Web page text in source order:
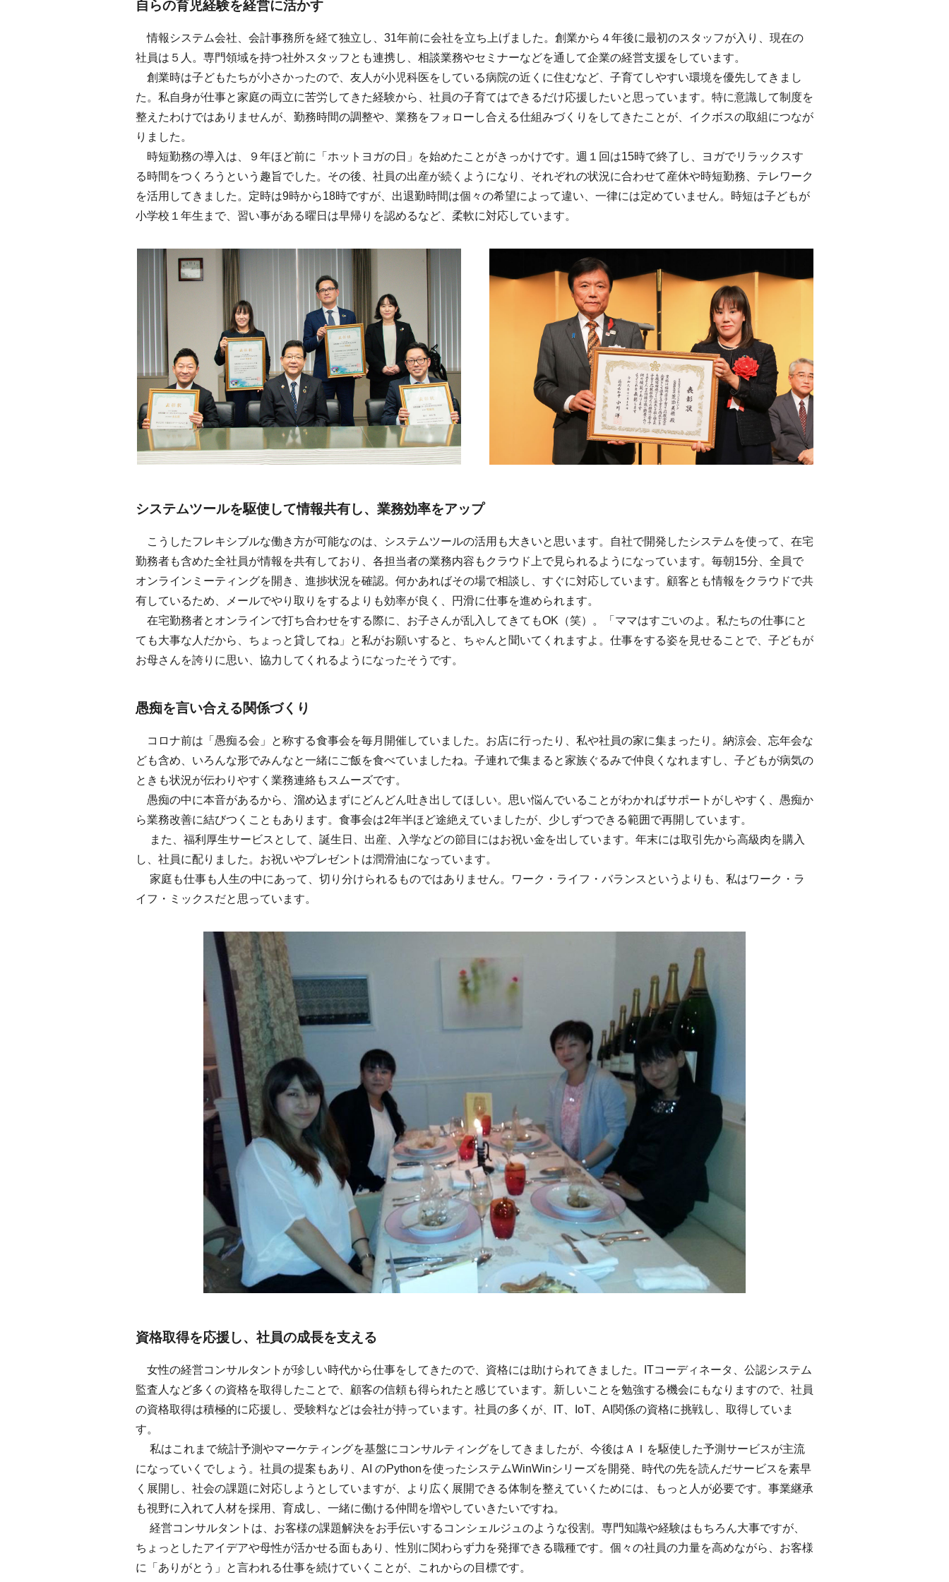
自らの育児経験を経営に活かす
情報システム会社、会計事務所を経て独立し、31年前に会社を立ち上げました。創業から４年後に最初のスタッフが入り、現在の
社員は５人。専門領域を持つ社外スタッフとも連携し、相談業務やセミナーなどを通して企業の経営支援をしています。
創業時は子どもたちが小さかったので、友人が小児科医をしている病院の近くに住むなど、子育てしやすい環境を優先してきまし
た。私自身が仕事と家庭の両立に苦労してきた経験から、社員の子育てはできるだけ応援したいと思っています。特に意識して制度を
整えたわけではありませんが、勤務時間の調整や、業務をフォローし合える仕組みづくりをしてきたことが、イクボスの取組につなが
りました。
時短勤務の導入は、９年ほど前に「ホットヨガの日」を始めたことがきっかけです。週１回は15時で終了し、ヨガでリラックスす
る時間をつくろうという趣旨でした。その後、社員の出産が続くようになり、それぞれの状況に合わせて産休や時短勤務、テレワーク
を活用してきました。定時は9時から18時ですが、出退勤時間は個々の希望によって違い、一律には定めていません。時短は子どもが
小学校１年生まで、習い事がある曜日は早帰りを認めるなど、柔軟に対応しています。
システムツールを駆使して情報共有し、業務効率をアップ
こうしたフレキシブルな働き方が可能なのは、システムツールの活用も大きいと思います。自社で開発したシステムを使って、在宅
勤務者も含めた全社員が情報を共有しており、各担当者の業務内容もクラウド上で見られるようになっています。毎朝15分、全員で
オンラインミーティングを開き、進捗状況を確認。何かあればその場で相談し、すぐに対応しています。顧客とも情報をクラウドで共
有しているため、メールでやり取りをするよりも効率が良く、円滑に仕事を進められます。
在宅勤務者とオンラインで打ち合わせをする際に、お子さんが乱入してきてもOK（笑）。「ママはすごいのよ。私たちの仕事にと
ても大事な人だから、ちょっと貸してね」と私がお願いすると、ちゃんと聞いてくれますよ。仕事をする姿を見せることで、子どもが
お母さんを誇りに思い、協力してくれるようになったそうです。
愚痴を言い合える関係づくり
コロナ前は「愚痴る会」と称する食事会を毎月開催していました。お店に行ったり、私や社員の家に集まったり。納涼会、忘年会な
ども含め、いろんな形でみんなと一緒にご飯を食べていましたね。子連れで集まると家族ぐるみで仲良くなれますし、子どもが病気の
ときも状況が伝わりやすく業務連絡もスムーズです。
愚痴の中に本音があるから、溜め込まずにどんどん吐き出してほしい。思い悩んでいることがわかればサポートがしやすく、愚痴か
ら業務改善に結びつくこともあります。食事会は2年半ほど途絶えていましたが、少しずつできる範囲で再開しています。
また、福利厚生サービスとして、誕生日、出産、入学などの節目にはお祝い金を出しています。年末には取引先から高級肉を購入
し、社員に配りました。お祝いやプレゼントは潤滑油になっています。
家庭も仕事も人生の中にあって、切り分けられるものではありません。ワーク・ライフ・バランスというよりも、私はワーク・ラ
イフ・ミックスだと思っています。
資格取得を応援し、社員の成長を支える
女性の経営コンサルタントが珍しい時代から仕事をしてきたので、資格には助けられてきました。ITコーディネータ、公認システム
監査人など多くの資格を取得したことで、顧客の信頼も得られたと感じています。新しいことを勉強する機会にもなりますので、社員
の資格取得は積極的に応援し、受験料などは会社が持っています。社員の多くが、IT、IoT、AI関係の資格に挑戦し、取得していま
す。
私はこれまで統計予測やマーケティングを基盤にコンサルティングをしてきましたが、今後はＡＩを駆使した予測サービスが主流
になっていくでしょう。社員の提案もあり、AI のPythonを使ったシステムWinWinシリーズを開発、時代の先を読んだサービスを素早
く展開し、社会の課題に対応しようとしていますが、より広く展開できる体制を整えていくためには、もっと人が必要です。事業継承
も視野に入れて人材を採用、育成し、一緒に働ける仲間を増やしていきたいですね。
経営コンサルタントは、お客様の課題解決をお手伝いするコンシェルジュのような役割。専門知識や経験はもちろん大事ですが、
ちょっとしたアイデアや母性が活かせる面もあり、性別に関わらず力を発揮できる職種です。個々の社員の力量を高めながら、お客様
に「ありがとう」と言われる仕事を続けていくことが、これからの目標です。